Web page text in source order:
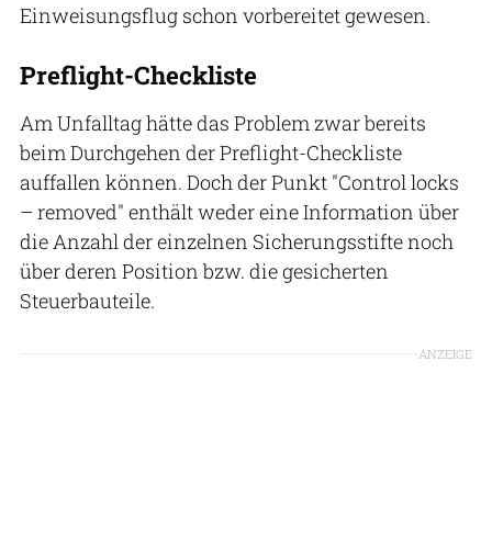
Einweisungsflug schon vorbereitet gewesen.
Preflight-Checkliste
Am Unfalltag hätte das Problem zwar bereits
beim Durchgehen der Preflight-Checkliste
auffallen können. Doch der Punkt "Control locks
– removed" enthält weder eine Information über
die Anzahl der einzelnen Sicherungsstifte noch
über deren Position bzw. die gesicherten
Steuerbauteile.
ANZEIGE